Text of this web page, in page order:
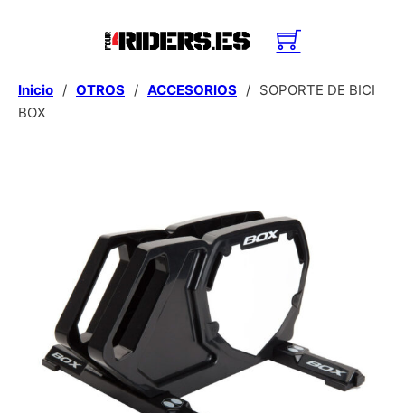
Inicio / OTROS / ACCESORIOS / SOPORTE DE BICI
BOX